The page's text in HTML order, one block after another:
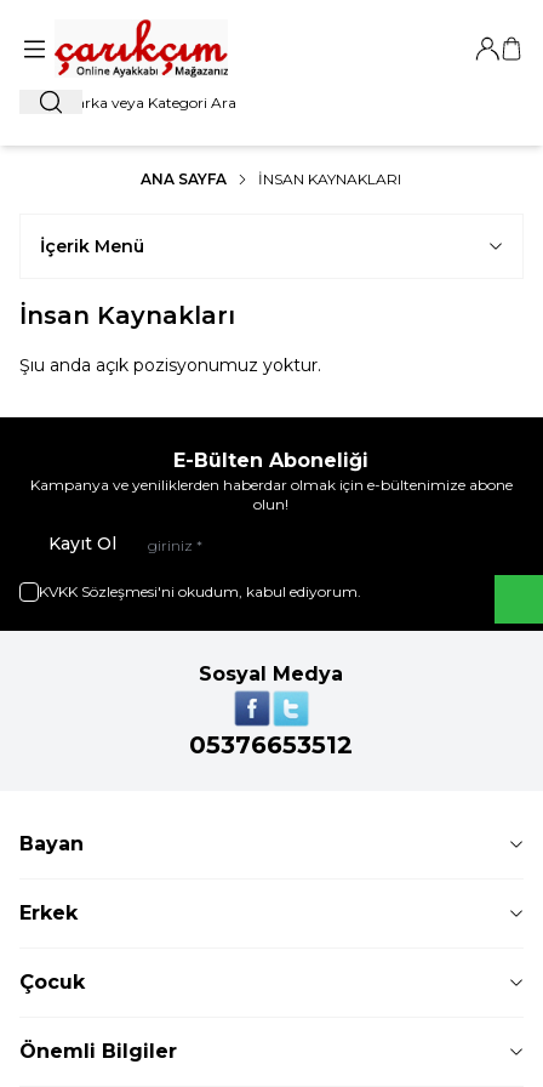
W
h
t
s
a
p
p
D
e
s
e
H
a
t
t
Ara
Giriş
ANA SAYFA İNSAN KAYNAKLARI
İçerik Menü
İnsan Kaynakları
Şıu anda açık pozisyonumuz yoktur.
E-Bülten Aboneliği
Kampanya ve yeniliklerden haberdar olmak için e-bültenimize abone
olun!
Kayıt Ol
KVKK Sözleşmesi'ni okudum, kabul ediyorum.
Sosyal Medya
05376653512
Bayan
Erkek
Çocuk
Önemli Bilgiler